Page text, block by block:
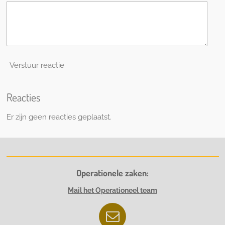
Verstuur reactie
Reacties
Er zijn geen reacties geplaatst.
Operationele zaken:
Mail het Operationeel team